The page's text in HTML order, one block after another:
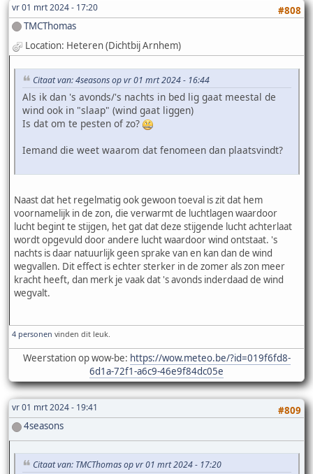
vr 01 mrt 2024 - 17:20
#808
TMCThomas
Location: Heteren (Dichtbij Arnhem)
Citaat van: 4seasons op vr 01 mrt 2024 - 16:44
Als ik dan 's avonds/'s nachts in bed lig gaat meestal de
wind ook in "slaap" (wind gaat liggen)
Is dat om te pesten of zo?
Iemand die weet waarom dat fenomeen dan plaatsvindt?
Naast dat het regelmatig ook gewoon toeval is zit dat hem
voornamelijk in de zon, die verwarmt de luchtlagen waardoor
lucht begint te stijgen, het gat dat deze stijgende lucht achterlaat
wordt opgevuld door andere lucht waardoor wind ontstaat. 's
nachts is daar natuurlijk geen sprake van en kan dan de wind
wegvallen. Dit effect is echter sterker in de zomer als zon meer
kracht heeft, dan merk je vaak dat 's avonds inderdaad de wind
wegvalt.
4 personen vinden dit leuk.
Weerstation op wow-be: https://wow.meteo.be/?id=019f6fd8-
6d1a-72f1-a6c9-46e9f84dc05e
vr 01 mrt 2024 - 19:41
#809
4seasons
Citaat van: TMCThomas op vr 01 mrt 2024 - 17:20